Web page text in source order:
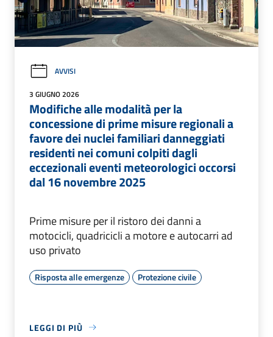
AVVISI
3 GIUGNO 2026
Modifiche alle modalità per la
concessione di prime misure regionali a
favore dei nuclei familiari danneggiati
residenti nei comuni colpiti dagli
eccezionali eventi meteorologici occorsi
dal 16 novembre 2025
Prime misure per il ristoro dei danni a
motocicli, quadricicli a motore e autocarri ad
uso privato
Risposta alle emergenze Protezione civile
LEGGI DI PIÙ